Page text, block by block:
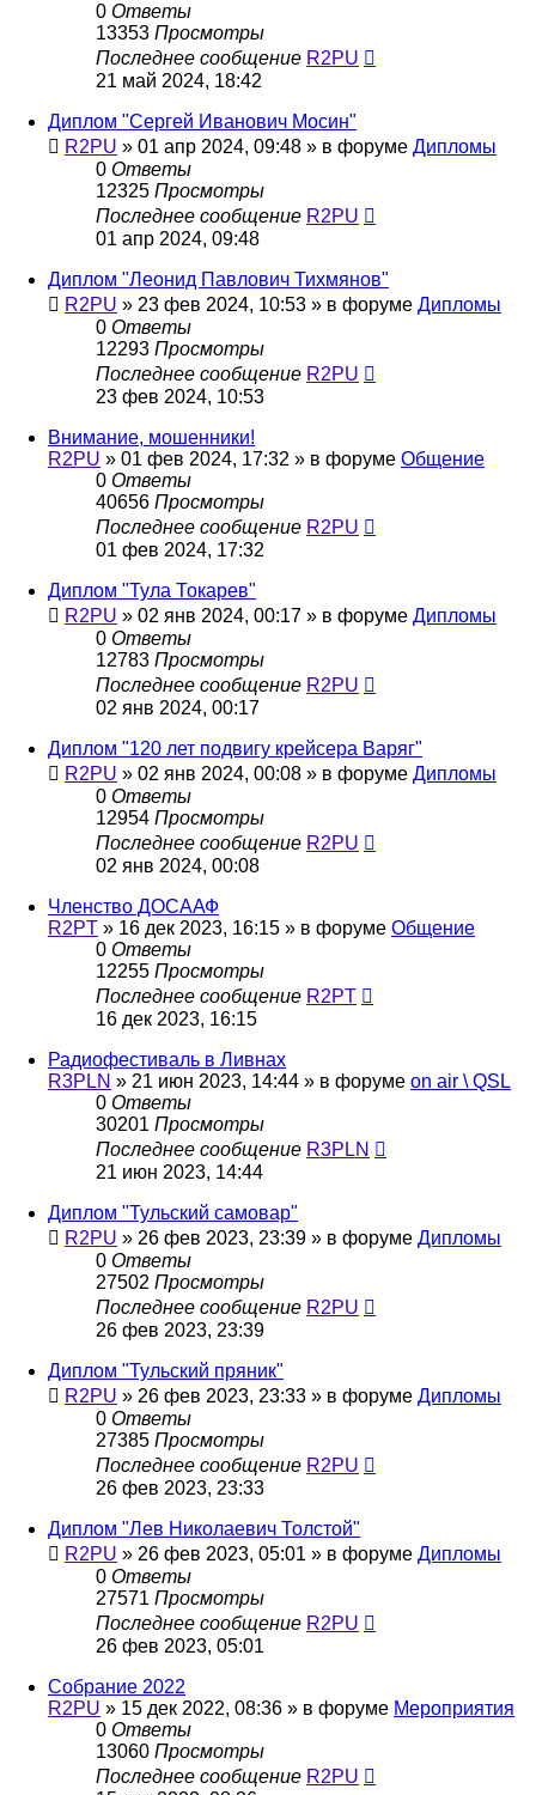
0 Ответы
13353 Просмотры
Последнее сообщение R2PU
21 май 2024, 18:42
Диплом "Сергей Иванович Мосин"
R2PU » 01 апр 2024, 09:48 » в форуме Дипломы
0 Ответы
12325 Просмотры
Последнее сообщение R2PU
01 апр 2024, 09:48
Диплом "Леонид Павлович Тихмянов"
R2PU » 23 фев 2024, 10:53 » в форуме Дипломы
0 Ответы
12293 Просмотры
Последнее сообщение R2PU
23 фев 2024, 10:53
Внимание, мошенники!
R2PU » 01 фев 2024, 17:32 » в форуме Общение
0 Ответы
40656 Просмотры
Последнее сообщение R2PU
01 фев 2024, 17:32
Диплом "Тула Токарев"
R2PU » 02 янв 2024, 00:17 » в форуме Дипломы
0 Ответы
12783 Просмотры
Последнее сообщение R2PU
02 янв 2024, 00:17
Диплом "120 лет подвигу крейсера Варяг"
R2PU » 02 янв 2024, 00:08 » в форуме Дипломы
0 Ответы
12954 Просмотры
Последнее сообщение R2PU
02 янв 2024, 00:08
Членство ДОСААФ
R2PT » 16 дек 2023, 16:15 » в форуме Общение
0 Ответы
12255 Просмотры
Последнее сообщение R2PT
16 дек 2023, 16:15
Радиофестиваль в Ливнах
R3PLN » 21 июн 2023, 14:44 » в форуме on air \ QSL
0 Ответы
30201 Просмотры
Последнее сообщение R3PLN
21 июн 2023, 14:44
Диплом "Тульский самовар"
R2PU » 26 фев 2023, 23:39 » в форуме Дипломы
0 Ответы
27502 Просмотры
Последнее сообщение R2PU
26 фев 2023, 23:39
Диплом "Тульский пряник"
R2PU » 26 фев 2023, 23:33 » в форуме Дипломы
0 Ответы
27385 Просмотры
Последнее сообщение R2PU
26 фев 2023, 23:33
Диплом "Лев Николаевич Толстой"
R2PU » 26 фев 2023, 05:01 » в форуме Дипломы
0 Ответы
27571 Просмотры
Последнее сообщение R2PU
26 фев 2023, 05:01
Собрание 2022
R2PU » 15 дек 2022, 08:36 » в форуме Мероприятия
0 Ответы
13060 Просмотры
Последнее сообщение R2PU